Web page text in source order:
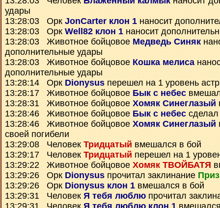
удары
13:28:03 Орк JonCarter клон 1 наносит
13:28:03 Орк Well82 клон 1 наносит
13:28:03 Животное бойцовое Медведь Синяк
дополнительные удары
13:28:03 Животное бойцовое Кошка мелиса
дополнительные удары
13:28:14 Орк Dionysus перешел на 1 уровень
13:28:17 Животное бойцовое Бык с небес
13:28:31 Животное бойцовое Хомяк Синеглазый
13:28:46 Животное бойцовое Бык с небес
13:28:46 Животное бойцовое Хомяк Синеглазый
своей погибели
13:29:08 Человек Тридцатый вмешался в бой
13:29:17 Человек Тридцатый перешел на 1
13:29:22 Животное бойцовое Хомяк ТВОЙБАТЯ
13:29:26 Орк Dionysus прочитал заклинание
13:29:26 Орк Dionysus клон 1 вмешался в бой
13:29:31 Человек Я тебя люблю прочитал
13:29:31 Человек Я тебя люблю клон 1